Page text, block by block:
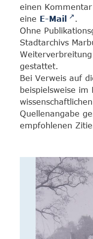
einen
eine E-Mail
.
Ohne
Stadtarchivs
gestattet.
Bei Verweis auf
beispielsweise im
Quellenangabe
empfohlenen